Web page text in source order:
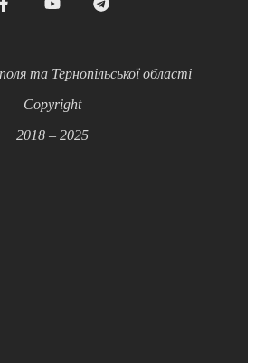
та Тернопільської області
Copyright
2018 – 2025